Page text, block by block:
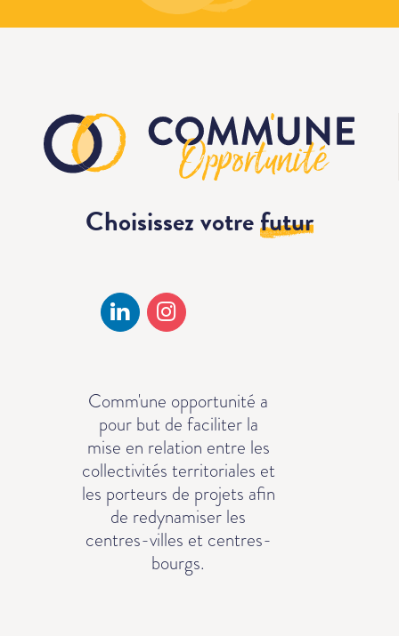
Choisissez votrefutur
Comm'une opportunité a
pour but de faciliter la
mise en relation entre les
collectivités territoriales et
les porteurs de projets afin
de redynamiser les
centres-villes et centres-
bourgs.